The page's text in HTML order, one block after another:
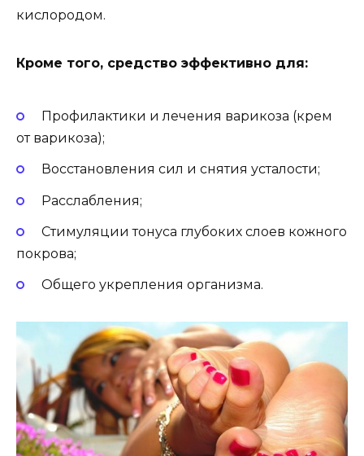
кислородом.
Кроме того, средство эффективно для:
Профилактики и лечения варикоза (крем
от варикоза);
Восстановления сил и снятия усталости;
Расслабления;
Стимуляции тонуса глубоких слоев кожного
покрова;
Общего укрепления организма.